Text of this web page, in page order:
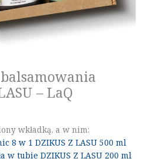
– LaQ
wkładką, a w nim:
8 w 1 DZIKUS Z LASU 500 ml
w tubie DZIKUS Z LASU 200 ml